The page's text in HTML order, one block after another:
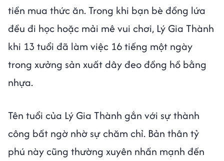
tiền mua thức ăn. Trong khi bạn bè đồng lứa
đều đi học hoặc mải mê vui chơi, Lý Gia Thành
khi 13 tuổi đã làm việc 16 tiếng một ngày
trong xưởng sản xuất dây đeo đồng hồ bằng
nhựa.
Tên tuổi của Lý Gia Thành gắn với sự thành
công bất ngờ nhờ sự chăm chỉ. Bản thân tỷ
phú này cũng thường xuyên nhấn mạnh đến